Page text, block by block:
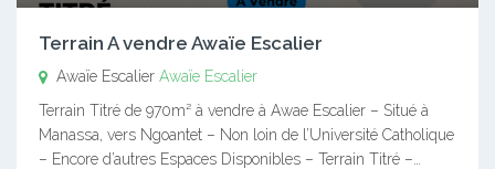
Terrain A vendre Awaïe Escalier
Awaïe Escalier Awaïe Escalier
Terrain Titré de 970m² à vendre à Awae Escalier – Situé à
Manassa, vers Ngoantet – Non loin de l’Université Catholique
– Encore d’autres Espaces Disponibles – Terrain Titré –…